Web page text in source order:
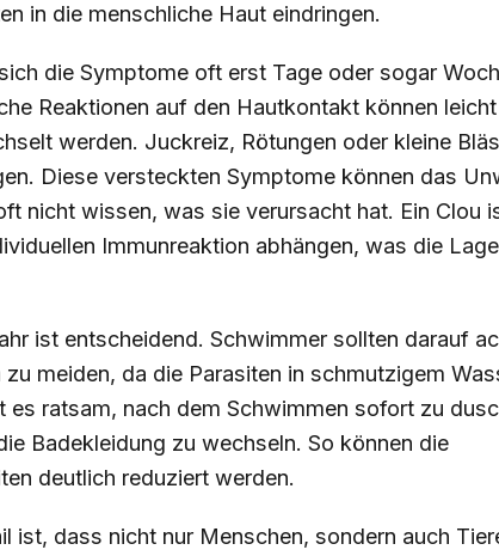
in die menschliche Haut eindringen.
die Symptome oft erst Tage oder sogar
Reaktionen auf den Hautkontakt können
werden. Juckreiz, Rötungen oder kleine
Diese versteckten Symptome können das
nicht wissen, was sie verursacht hat. Ein Clou
Immunreaktion abhängen, was die
ist entscheidend. Schwimmer sollten darauf
meiden, da die Parasiten in schmutzigem
es ratsam, nach dem Schwimmen sofort zu
Badekleidung zu wechseln. So können die
deutlich reduziert werden.
ist, dass nicht nur Menschen, sondern auch